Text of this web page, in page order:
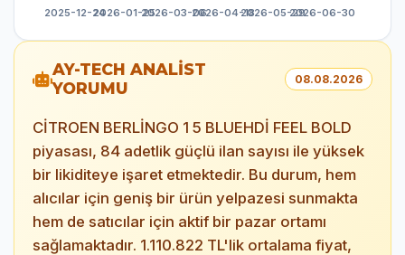
AY-TECH ANALİST
YORUMU
08.08.2026
CİTROEN BERLİNGO 1 5 BLUEHDİ FEEL BOLD
piyasası, 84 adetlik güçlü ilan sayısı ile yüksek
bir likiditeye işaret etmektedir. Bu durum, hem
alıcılar için geniş bir ürün yelpazesi sunmakta
hem de satıcılar için aktif bir pazar ortamı
sağlamaktadır. 1.110.822 TL'lik ortalama fiyat,